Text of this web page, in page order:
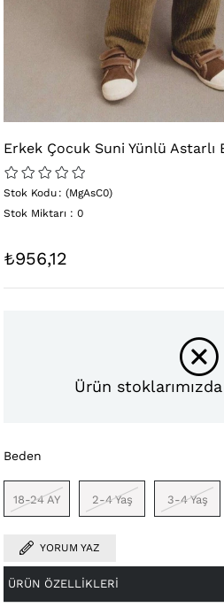
Erkek Çocuk Suni Yünlü Astarlı
(MgAsC0)
Stok Kodu
Stok Miktarı : 0
₺956,12
Ürün
Beden
18-24 AY 2-4 Yaş 3-4 Yaş
YORUM YAZ
ÜRÜN ÖZELLIKLERI